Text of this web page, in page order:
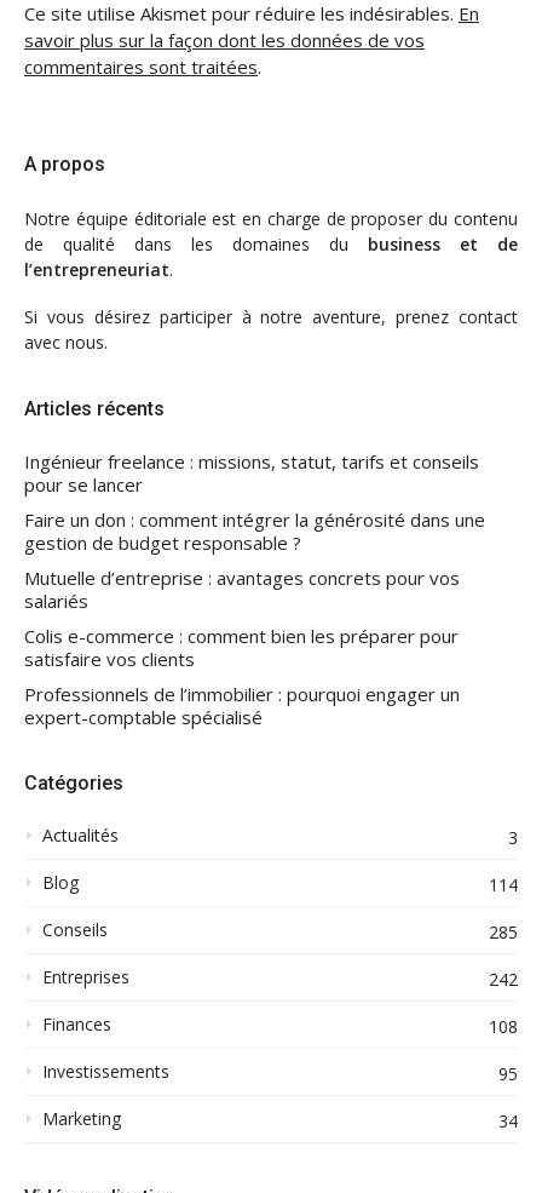
Ce site utilise Akismet pour réduire les indésirables. En
savoir plus sur la façon dont les données de vos
commentaires sont traitées.
A propos
Notre équipe éditoriale est en charge de proposer du contenu
de qualité dans les domaines du business et de
l’entrepreneuriat.
Si vous désirez participer à notre aventure, prenez contact
avec nous.
Articles récents
Ingénieur freelance : missions, statut, tarifs et conseils
pour se lancer
Faire un don : comment intégrer la générosité dans une
gestion de budget responsable ?
Mutuelle d’entreprise : avantages concrets pour vos
salariés
Colis e-commerce : comment bien les préparer pour
satisfaire vos clients
Professionnels de l’immobilier : pourquoi engager un
expert-comptable spécialisé
Catégories
Actualités
3
Blog
114
Conseils
285
Entreprises
242
Finances
108
Investissements
95
Marketing
34